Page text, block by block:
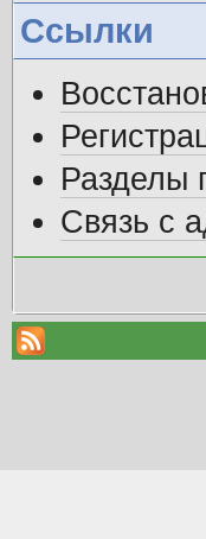
Ссылки
Разделы
Связь с